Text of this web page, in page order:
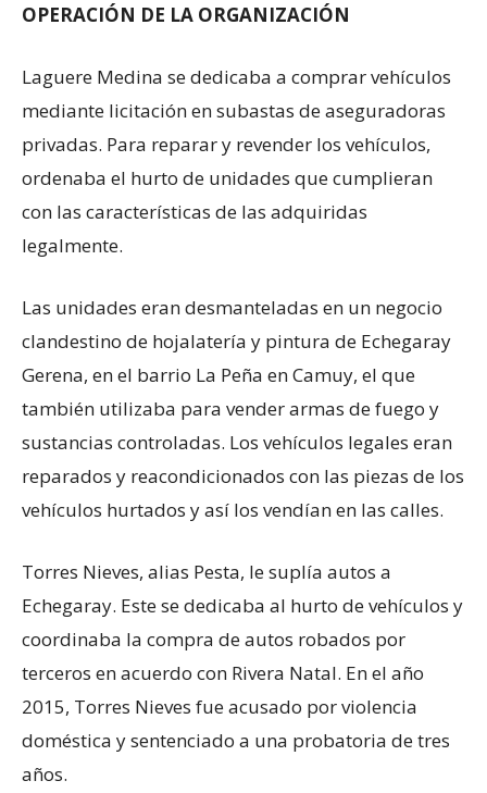
OPERACIÓN DE LA ORGANIZACIÓN
Laguere Medina se dedicaba a comprar vehículos
mediante licitación en subastas de aseguradoras
privadas. Para reparar y revender los vehículos,
ordenaba el hurto de unidades que cumplieran
con las características de las adquiridas
legalmente.
Las unidades eran desmanteladas en un negocio
clandestino de hojalatería y pintura de Echegaray
Gerena, en el barrio La Peña en Camuy, el que
también utilizaba para vender armas de fuego y
sustancias controladas. Los vehículos legales eran
reparados y reacondicionados con las piezas de los
vehículos hurtados y así los vendían en las calles.
Torres Nieves, alias Pesta, le suplía autos a
Echegaray. Este se dedicaba al hurto de vehículos y
coordinaba la compra de autos robados por
terceros en acuerdo con Rivera Natal. En el año
2015, Torres Nieves fue acusado por violencia
doméstica y sentenciado a una probatoria de tres
años.